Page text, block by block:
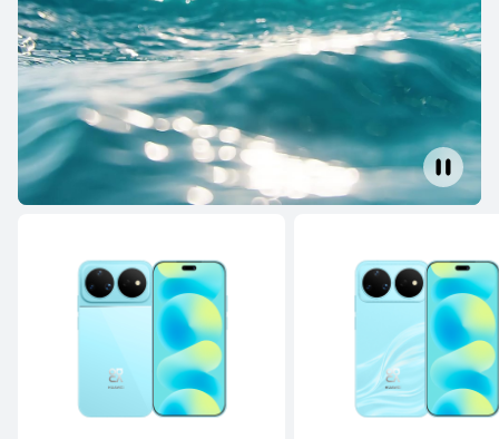
了解更多 购买
HUAWEI Mate X6